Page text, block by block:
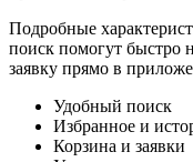
Подробные
поиск помогут быстро
заявку прямо в
Удобный поиск
Избранное и
Корзина и заявки